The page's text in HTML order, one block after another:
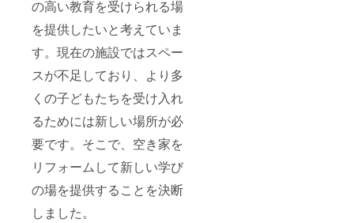
の高い教育を受けられる場
を提供したいと考えていま
す。現在の施設ではスペー
スが不足しており、より多
くの子どもたちを受け入れ
るためには新しい場所が必
要です。そこで、空き家を
リフォームして新しい学び
の場を提供することを決断
しました。